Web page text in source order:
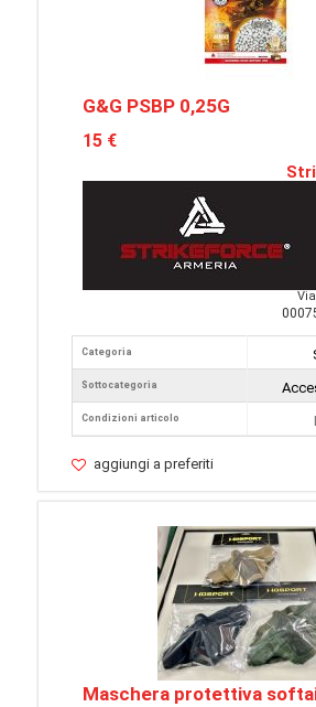
G&G PSBP 0,25G
15 €
Categoria
Sottocategoria
Condizioni articolo
aggiungi a preferiti
Maschera protettiva